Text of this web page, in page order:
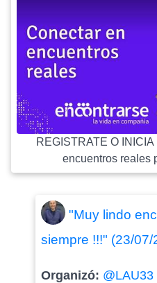
REGISTRATE O
encuentros reales
"Muy lindo
siempre !!!" (23/07/
Organizó: @LAU33